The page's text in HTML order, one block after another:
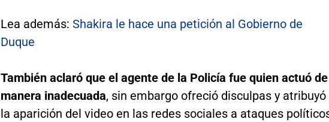
Lea además: Shakira le hace una petición al Gobierno de
Duque
También aclaró que el agente de la Policía fue quien actuó de
manera inadecuada, sin embargo ofreció disculpas y atribuyó
la aparición del video en las redes sociales a ataques